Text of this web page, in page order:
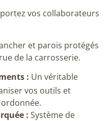
vos collaborateurs
et parois protégés
de la carrosserie.
: Un véritable
vos outils et
: Système de